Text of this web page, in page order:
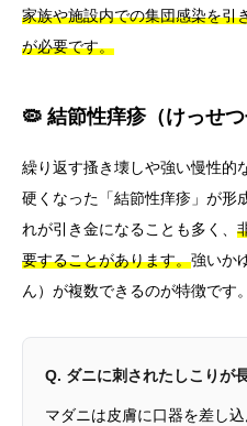
家族や施設内での集団感染を引
が必要です。
🦠 結節性痒疹（けっせつ
繰り返す搔き壊しや強い慢性的
硬くなった「結節性痒疹」が形
れが引き金になることも多く、
要することがあります。強いか
ん）が複数できるのが特徴です。
Q. ダニに刺されたしこりが
マダニは皮膚に口器を差し